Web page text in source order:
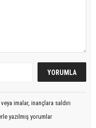
imalar, inançlara saldırı
yazılmış yorumlar